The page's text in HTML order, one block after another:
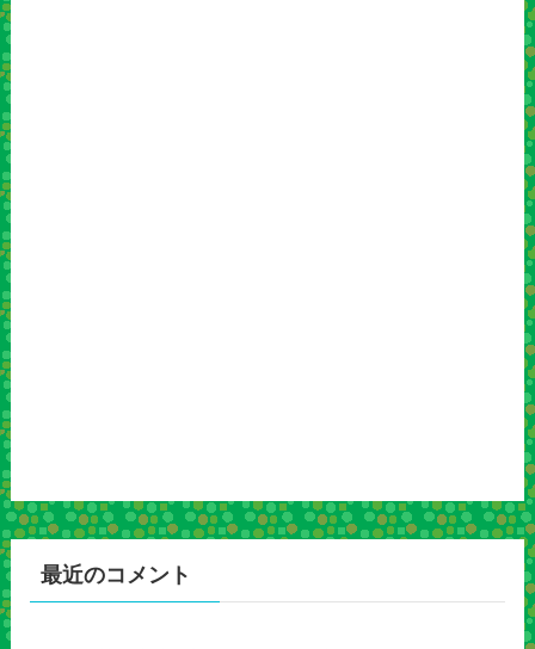
最近のコメント